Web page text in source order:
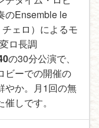
のEnsemble le
ェロ）によるモ
ロ長調
の30分公演で、
ビーでの開催の
やか。月1回の無
しです。